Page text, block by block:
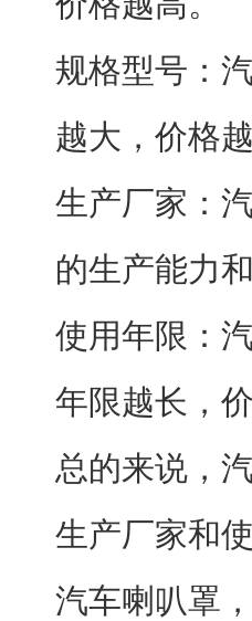
规格型号：
越大，价格
生产厂家：
的生产能力
使用年限：
年限越长，
总的来说，
生产厂家和
汽车喇叭罩